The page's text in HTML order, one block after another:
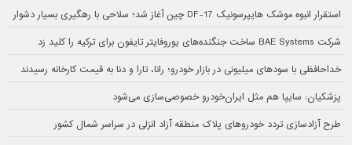
استقرار انبوه موشک هایپرسونیک DF-17 چین آغاز شد؛ سلاحی با رهگیری بسیار دشوار
شرکت BAE Systems ساخت جنگنده‌های یوروفایتر تایفون برای ترکیه را کلید زد
خداحافظی با سودهای میلیونی در بازار خودرو؛ رانا، تارا و دنا به قیمت کارخانه رسیدند
پزشکیان: سایپا هم مثل ایران‌خودرو خصوصی‌سازی می‌شود
طرح آزادسازی تردد خودروهای پلاک منطقه آزاد انزلی در سراسر شمال کشور